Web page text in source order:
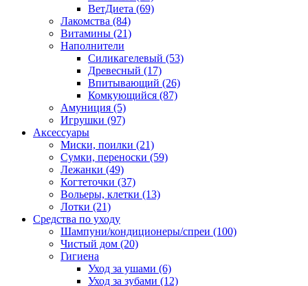
ВетДиета (69)
Лакомства (84)
Витамины (21)
Наполнители
Силикагелевый (53)
Древесный (17)
Впитывающий (26)
Комкующийся (87)
Амуниция (5)
Игрушки (97)
Аксессуары
Миски, поилки (21)
Сумки, переноски (59)
Лежанки (49)
Когтеточки (37)
Вольеры, клетки (13)
Лотки (21)
Средства по уходу
Шампуни/кондиционеры/спреи (100)
Чистый дом (20)
Гигиена
Уход за ушами (6)
Уход за зубами (12)